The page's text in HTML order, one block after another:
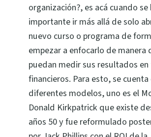
organización?, es acá cuando se
importante ir más allá de solo
nuevo curso o programa de
empezar a enfocarlo de manera
puedan medir sus resultados
financieros. Para esto, se cuenta
diferentes modelos, uno es el
Donald Kirkpatrick que existe
años 50 y fue reformulado